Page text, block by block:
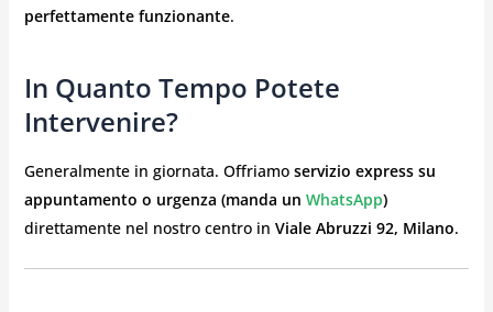
perfettamente funzionante.
In Quanto Tempo Potete
Intervenire?
Generalmente in giornata. Offriamo servizio express su
appuntamento o urgenza (manda un WhatsApp)
direttamente nel nostro centro in Viale Abruzzi 92, Milano.